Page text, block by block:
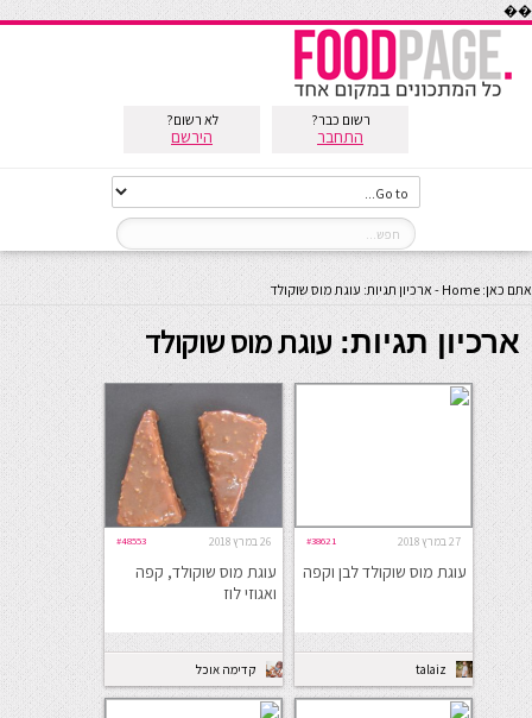
��
רשום כבר?
התחבר
לא רשום?
הירשם
אתם כאן: Home
- ארכיון תגיות: עוגת מוס שוקולד
ארכיון תגיות: עוגת מוס שוקולד
27 במרץ 2018 #38621
עוגת מוס שוקולד לבן וקפה
talaiz
26 במרץ 2018 #48553
עוגת מוס שוקולד, קפה
ואגוזי לוז
קדימה אוכל